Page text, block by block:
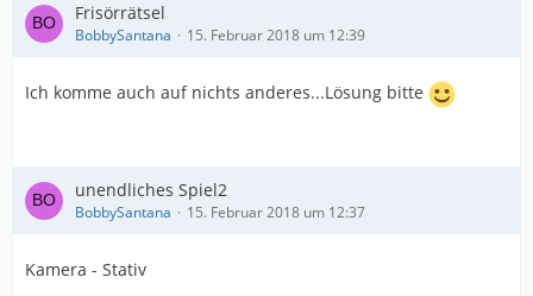
Frisörrätsel
BobbySantana 15. Februar 2018 um 12:39
Ich komme auch auf nichts anderes...Lösung bitte
unendliches Spiel2
BobbySantana 15. Februar 2018 um 12:37
Kamera - Stativ